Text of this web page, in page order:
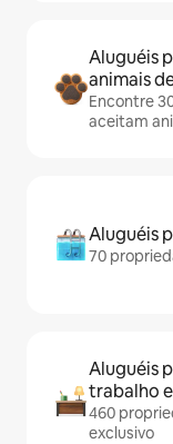
Aluguéis
animais
Encontre
aceitam
Aluguéis
70
Aluguéis
trabalho
460
exclusivo